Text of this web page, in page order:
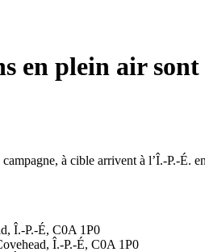
en plein air sont
à cible arrivent à l’Î.-P.-É.
Î.-P.-É, C0A 1P0
Î.-P.-É, C0A 1P0